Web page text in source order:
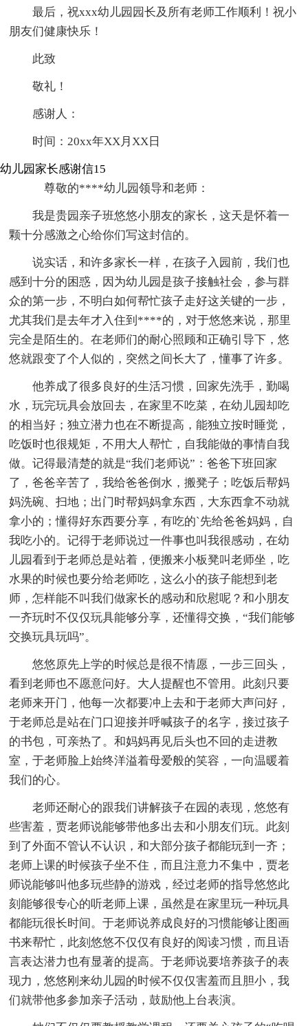
最后，祝xxx幼儿园园长及所有老师工作顺利！祝小
朋友们健康快乐！
此致
敬礼！
感谢人：
时间：20xx年XX月XX日
幼儿园家长感谢信15
尊敬的****幼儿园领导和老师：
我是贵园亲子班悠悠小朋友的家长，这天是怀着一
颗十分感激之心给你们写这封信的。
说实话，和许多家长一样，在孩子入园前，我们也
感到十分的困惑，因为幼儿园是孩子接触社会，参与群
众的第一步，不明白如何帮忙孩子走好这关键的一步，
尤其我们是去年才入住到****的，对于悠悠来说，那里
完全是陌生的。在老师们的耐心照顾和正确引导下，悠
悠就跟变了个人似的，突然之间长大了，懂事了许多。
他养成了很多良好的生活习惯，回家先洗手，勤喝
水，玩完玩具会放回去，在家里不吃菜，在幼儿园却吃
的相当好；独立潜力也在不断提高，能独立按时睡觉，
吃饭时也很规矩，不用大人帮忙，自我能做的事情自我
做。记得最清楚的就是“我们老师说”：爸爸下班回家
了，爸爸辛苦了，我给爸爸倒水，搬凳子；吃饭后帮妈
妈洗碗、扫地；出门时帮妈妈拿东西，大东西拿不动就
拿小的；懂得好东西要分享，有吃的`先给爸爸妈妈，自
我吃小的。记得于老师说过一件事也叫我很感动，在幼
儿园看到于老师总是站着，便搬来小板凳叫老师坐，吃
水果的时候也要分给老师吃，这么小的孩子能想到老
师，怎样能不叫我们做家长的感动和欣慰呢？和小朋友
一齐玩时不仅仅玩具能够分享，还懂得交换，“我们能够
交换玩具玩吗”。
悠悠原先上学的时候总是很不情愿，一步三回头，
看到老师也不愿意问好。大人提醒也不管用。此刻只要
老师来开门，他每一次都要冲上去和于老师大声问好，
于老师总是站在门口迎接并呼喊孩子的名字，接过孩子
的书包，可亲热了。和妈妈再见后头也不回的走进教
室，于老师脸上始终洋溢着母爱般的笑容，一向温暖着
我们的心。
老师还耐心的跟我们讲解孩子在园的表现，悠悠有
些害羞，贾老师说能够带他多出去和小朋友们玩。此刻
到了外面不管认不认识，和大部分孩子都能玩到一齐；
老师上课的时候孩子坐不住，而且注意力不集中，贾老
师说能够叫他多玩些静的游戏，经过老师的指导悠悠此
刻能够很专心的听老师上课，虽然是在家里玩一种玩具
都能玩很长时间。于老师说养成良好的习惯能够让图画
书来帮忙，此刻悠悠不仅仅有良好的阅读习惯，而且语
言表达潜力也有显著的提高。于老师说要培养孩子的表
现力，悠悠刚来幼儿园的时候不仅仅害羞而且胆小，我
们就带他多参加亲子活动，鼓励他上台表演。